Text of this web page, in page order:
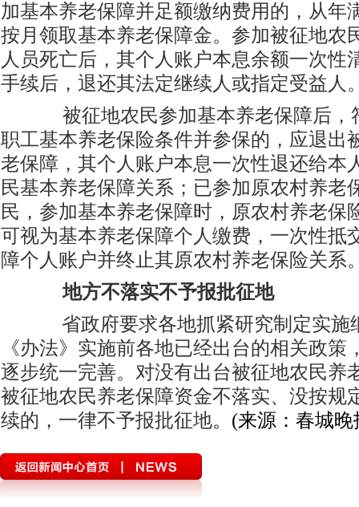
加基本养老保障并足额缴纳费用的，从年
按月领取基本养老保障金。参加被征地农
人员死亡后，其个人账户本息余额一次性
手续后，退还其法定继续人或指定受益人
被征地农民参加基本养老保障后，
职工基本养老保险条件并参保的，应退出
老保障，其个人账户本息一次性退还给本
民基本养老保障关系；已参加原农村养老
民，参加基本养老保障时，原农村养老保
可视为基本养老保障个人缴费，一次性抵
障个人账户并终止其原农村养老保险关系
地方不落实不予报批征地
省政府要求各地抓紧研究制定实施
《办法》实施前各地已经出台的相关政策
逐步统一完善。对没有出台被征地农民养
被征地农民养老保障资金不落实、没按规
续的，一律不予报批征地。(来源：春城晚